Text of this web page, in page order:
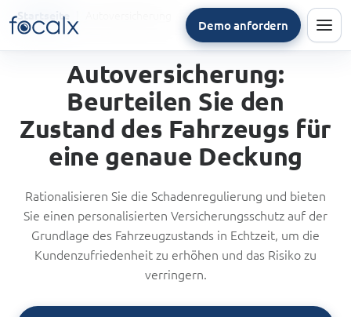
Demo anfordern
Startseite
Autoversicherung:
Beurteilen Sie den
Zustand des Fahrzeugs für
eine genaue Deckung
Rationalisieren Sie die Schadenregulierung und bieten
Sie einen personalisierten Versicherungsschutz auf der
Grundlage des Fahrzeugzustands in Echtzeit, um die
Kundenzufriedenheit zu erhöhen und das Risiko zu
verringern.